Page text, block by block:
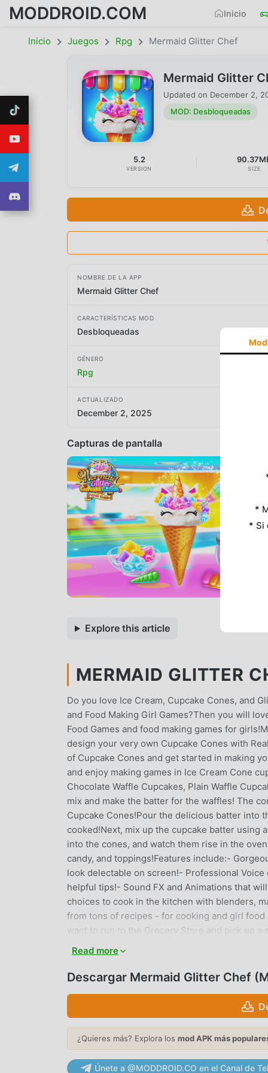
MODDROID.COM Inicio
Inicio Juegos Rpg Mermaid Glitter Chef
Mermaid Glitter
Updated on December 2,
MOD: Desbloqueadas
5.2
VERSION SIZE
NOMBRE DE LA APP
Mermaid Glitter Chef
CARACTERÍSTICAS MOD
Desbloqueadas
GÉNERO
Rpg
ACTUALIZADO
December 2, 2025
Capturas de pantalla
Explore this article
MERMAID GLITTER
Do you love Ice Cream, Cupcake Cones, and
and Food Making Girl Games?Then you will
Food Games and food making games for
design your very own Cupcake Cones with
of Cupcake Cones and get started in making
and enjoy making games in Ice Cream Cone
Chocolate Waffle Cupcakes, Plain Waffle
mix and make the batter for the waffles! The
Cupcake Cones!Pour the delicious batter into
cooked!Next, mix up the cupcake batter
into the cones, and watch them rise in the
candy, and toppings!Features include:-
look delectable on screen!- Professional
helpful tips!- Sound FX and Animations that
choices to cook in the kitchen with blenders,
from tons of recipes - for cooking and girl
want to run to the Grocery Store and pick up
Baking fever as some of the best
Cones, and trick your friends into thinking it's
becoming a Mermaid Glitter Cupcake Chef,
MERMAID GLITTER CHEF
que aman los juegos de rpg . Si desea
apk más grande del mundo, moddroid es su
Glitter Chef5.2gratis, sino que también
Read more
Descargar Mermaid Glitter Chef
¿Quieres más? Explora los mod APK más
Únete a @MODDROID.CO en el Canal de
*
* Si